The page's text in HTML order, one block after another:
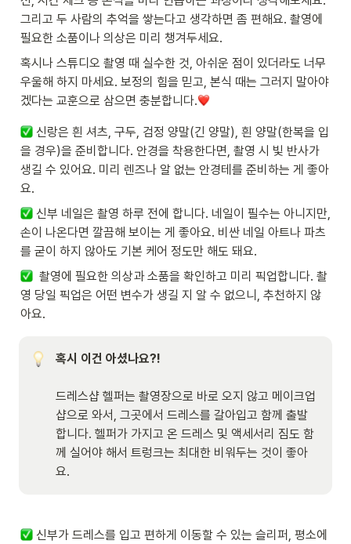
그리고 두 사람의 추억을 쌓는다고 생각하면 좀 편해요. 촬영에
필요한 소품이나 의상은 미리 챙겨두세요.
혹시나 스튜디오 촬영 때 실수한 것, 아쉬운 점이 있더라도 너무
우울해 하지 마세요. 보정의 힘을 믿고, 본식 때는 그러지 말아야
겠다는 교훈으로 삼으면 충분합니다.
신랑은 흰 셔츠, 구두, 검정 양말(긴 양말), 흰 양말(한복을 입
을 경우)을 준비합니다. 안경을 착용한다면, 촬영 시 빛 반사가
생길 수 있어요. 미리 렌즈나 알 없는 안경테를 준비하는 게 좋아
요.
신부 네일은 촬영 하루 전에 합니다. 네일이 필수는 아니지만,
손이 나온다면 깔끔해 보이는 게 좋아요. 비싼 네일 아트나 파츠
를 굳이 하지 않아도 기본 케어 정도만 해도 돼요.
  촬영에 필요한 의상과 소품을 확인하고 미리 픽업합니다. 촬
영 당일 픽업은 어떤 변수가 생길 지 알 수 없으니, 추천하지 않
아요.
혹시 이건 아셨나요?!
드레스샵 헬퍼는 촬영장으로 바로 오지 않고 메이크업
샵으로 와서, 그곳에서 드레스를 갈아입고 함께 출발
합니다. 헬퍼가 가지고 온 드레스 및 액세서리 짐도 함
께 실어야 해서 트렁크는 최대한 비워두는 것이 좋아
요.
신부가 드레스를 입고 편하게 이동할 수 있는 슬리퍼, 평소에